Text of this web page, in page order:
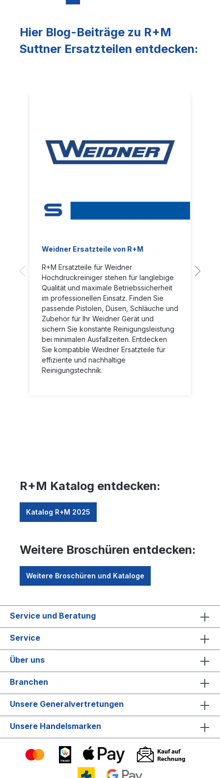
Hier Blog-Beiträge zu R+M
Suttner Ersatzteilen entdecken:
Weidner Ersatzteile von R+M
R+M Ersatzteile für Weidner
Hochdruckreiniger stehen für langlebige
Qualität und maximale Betriebssicherheit
im professionellen Einsatz. Finden Sie
passende Pistolen, Düsen, Schläuche und
Zubehör für Ihr Weidner Gerät und
sichern Sie konstante Reinigungsleistung
bei minimalen Ausfallzeiten. Entdecken
Sie kompatible Weidner Ersatzteile für
effiziente und nachhaltige
Reinigungstechnik.
R+M Katalog entdecken:
Katalog R+M 2025
Weitere Broschüren entdecken:
Weitere Broschüren und Kataloge
Service und Beratung
Service
Über uns
Branchen
Unsere Generalvertretungen
Unsere Handelsmarken